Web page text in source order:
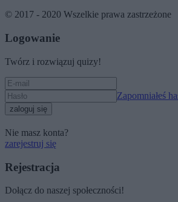
© 2017 - 2020 Wszelkie prawa zastrzeżone
Logowanie
Twórz i rozwiązuj quizy!
Zapomniałeś
zaloguj się
Nie masz konta?
zarejestruj się
Rejestracja
Dołącz do naszej społeczności!